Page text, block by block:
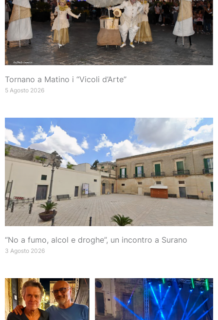
Tornano a Matino i “Vicoli d’Arte”
5 Agosto 2026
“No a fumo, alcol e droghe”, un incontro a Surano
3 Agosto 2026